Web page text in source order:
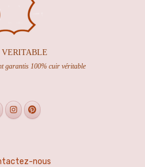
VERITABLE
garantis 100% cuir véritable
nous